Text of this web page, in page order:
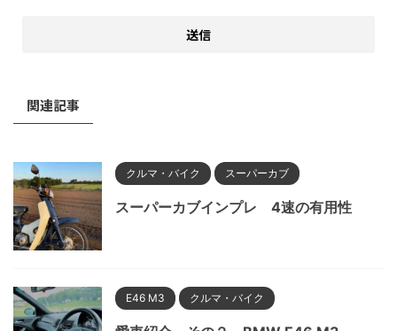
関連記事
クルマ・バイク スーパーカブ
スーパーカブインプレ 4速の有用性
E46 M3 クルマ・バイク